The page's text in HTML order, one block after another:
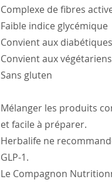
Complexe de fibres
Faible indice glycémique
Convient aux
Convient aux
Sans gluten
Mélanger les produits
et facile à préparer.
Herbalife ne
GLP-1.
Le Compagnon